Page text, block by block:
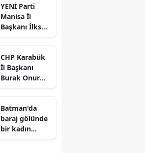
açıklama
YENİ Parti
Manisa İl
Başkanı İlksen
alındı
CHP Karabük
İl Başkanı
Burak Onur
Batman'da
baraj gölünde
bir kadın